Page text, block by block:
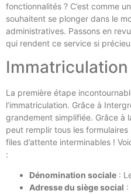
fonctionnalités ? C’est comme
souhaitent se plonger dans le
administratives. Passons en
qui rendent ce service si
Immatriculation
La première étape
l’immatriculation. Grâce à
grandement simplifiée. Grâce à
peut remplir tous les
files d’attente interminables !
:
Dénomination sociale :
Adresse du siège social :